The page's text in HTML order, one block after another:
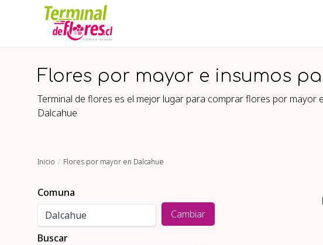
Flores por mayor e insumos
Terminal de flores es el mejor lugar para comprar flores por
Dalcahue
Inicio Flores por mayor en Dalcahue
Comuna
Cambiar
Buscar